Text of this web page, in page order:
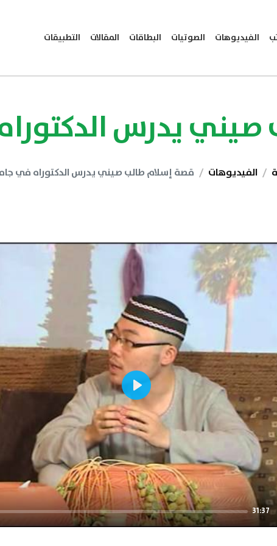
الفيديوهات الصوتيات البطاقات المقالات التطبيقات
يدرس
الفيديوهات قصة إسلام طالب صيني يدرس الدكتوراه في
31:37
Play